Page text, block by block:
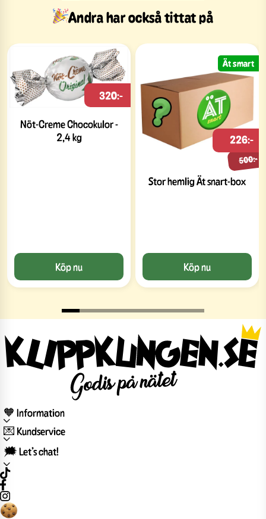
Andra har också tittat på
Nöt-Creme Chocokulor -
2,4 kg
320:-
Köp nu
Stor hemlig Ät snart-box
500:-
226:-
Köp nu
Ät smart
🧡 Information
💌 Kundservice
🗯️ Let’s chat!